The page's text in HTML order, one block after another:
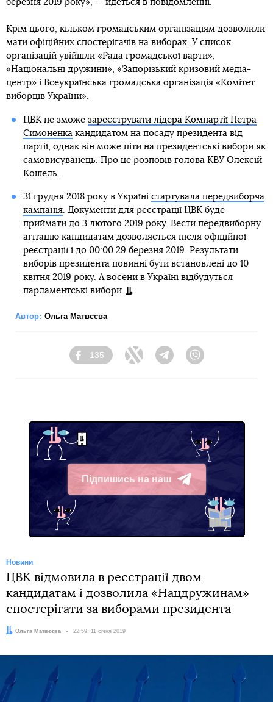
березня 2019 року», — йдеться в повідомленні.
Крім цього, кільком громадським організаціям дозволили
мати офіційних спостерігачів на виборах. У список
організацій увійшли «Рада громадської варти»,
«Національні дружини», «Запорізький кризовий медіа-
центр» і Всеукраїнська громадська організація «Комітет
виборців України».
ЦВК не зможе зареєструвати лідера Компартії Петра
Симоненкакандидатом на посаду президента від
партії, однак він може піти на президентські вибори як
самовисуванець. Про це розповів голова КВУ Олексій
Кошель.
31 грудня 2018 року в Україні стартувала передвиборча
кампанія. Документи для реєстрації ЦВК буде
приймати до 3 лютого 2019 року. Вести передвиборну
агітацію кандидатам дозволяється після офіційної
реєстрації і до 00:00 29 березня 2019. Результати
виборів президента повинні бути встановлені до 10
квітня 2019 року. А восени в Україні відбудуться
парламентські вибори.
Автор: Ольга Матвєєва
Facebook
135
Twitter Telegram
Підпишись на наш
Telegram
Новини
ЦВК відмовила в реєстрації двом
кандидатам і дозволила «Нацдружинам»
спостерігати за виборами президента
Автор:
Ольга Матвєєва Дата:
22:59, 11 січня 2019